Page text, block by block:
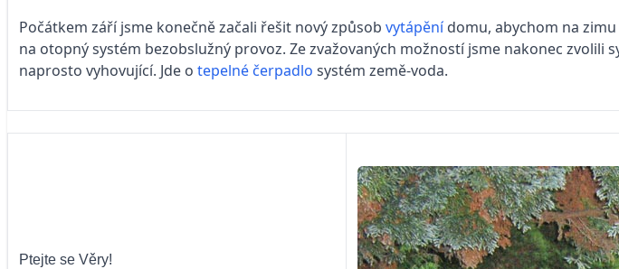
Počátkem září jsme konečně začali řešit nový způsob vytápěnídomu, abychom na
na otopný systém bezobslužný provoz. Ze zvažovaných možností jsme nakonec
naprosto vyhovující. Jde o tepelné čerpadlo systém země-voda.
Ptejte se Věry!